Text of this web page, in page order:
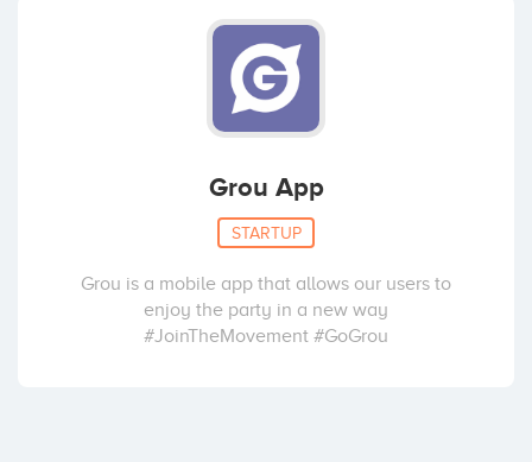
Grou App
STARTUP
Grou is a mobile app that allows our users to
enjoy the party in a new way
#JoinTheMovement #GoGrou